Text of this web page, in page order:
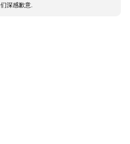
们深感歉意.